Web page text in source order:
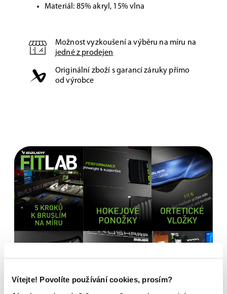
Vítejte! Povolíte používání cookies, prosím?
Materiál: 85% akryl, 15% vlna
Možnost vyzkoušení a výběru na míru na
jedné z prodejen
Originální zboží s garancí záruky přímo
od výrobce